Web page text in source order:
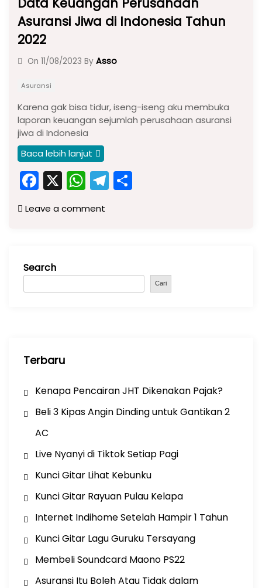
Asuransi Jiwa di Indonesia Tahun
2022
On 11/08/2023 By Asso
Asuransi
Karena gak bisa tidur, iseng-iseng aku membuka
laporan keuangan sejumlah perusahaan asuransi
jiwa di Indonesia
Baca lebih lanjut
F
a
c
o
o
X W
h
a
p
p
T
el
m
Leave a comment
Search
Cari
Terbaru
Kenapa Pencairan JHT Dikenakan Pajak?
Beli 3 Kipas Angin Dinding untuk Gantikan 2
AC
Live Nyanyi di Tiktok Setiap Pagi
Kunci Gitar Lihat Kebunku
Kunci Gitar Rayuan Pulau Kelapa
Internet Indihome Setelah Hampir 1 Tahun
Kunci Gitar Lagu Guruku Tersayang
Membeli Soundcard Maono PS22
Asuransi Itu Boleh Atau Tidak dalam